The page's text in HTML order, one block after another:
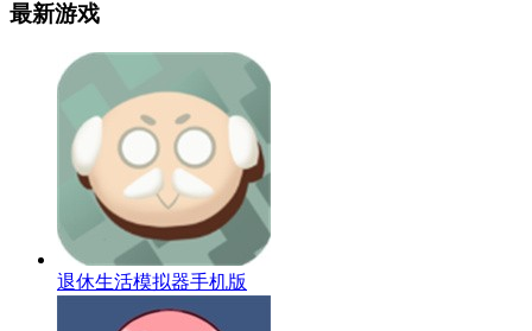
最新游戏
退休生活模拟器手机版